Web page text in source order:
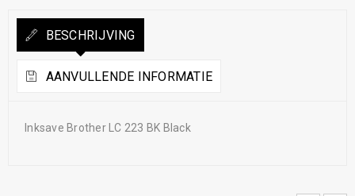
BESCHRIJVING
AANVULLENDE INFORMATIE
Inksave Brother LC 223 BK Black